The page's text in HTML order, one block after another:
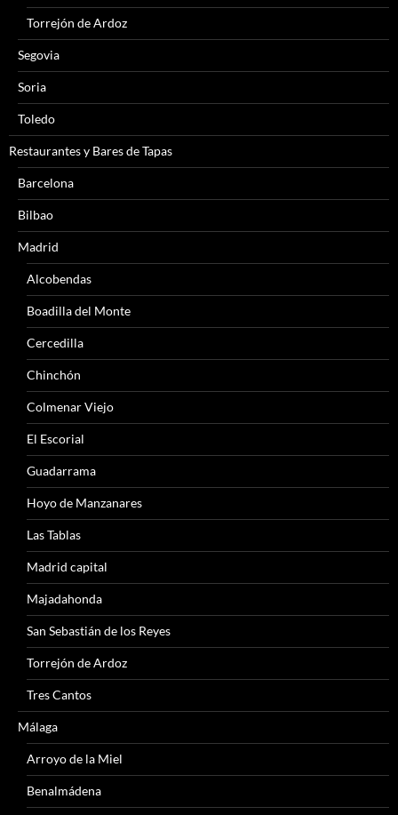
Torrejón de Ardoz
Segovia
Soria
Toledo
Restaurantes y Bares de Tapas
Barcelona
Bilbao
Madrid
Alcobendas
Boadilla del Monte
Cercedilla
Chinchón
Colmenar Viejo
El Escorial
Guadarrama
Hoyo de Manzanares
Las Tablas
Madrid capital
Majadahonda
San Sebastián de los Reyes
Torrejón de Ardoz
Tres Cantos
Málaga
Arroyo de la Miel
Benalmádena